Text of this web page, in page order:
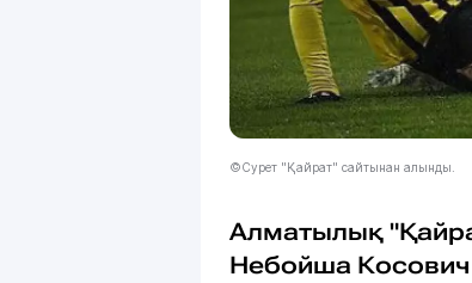
©Сурет "Қайрат" сайтынан алынды.
Алматылық
Небойша